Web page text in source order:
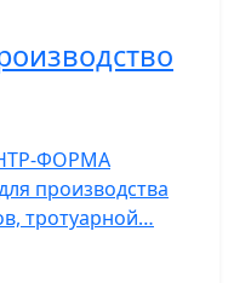
ФОРМА
производства
тротуарной…